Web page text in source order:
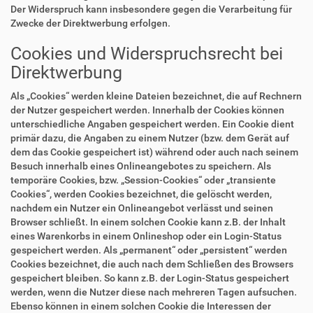
Der Widerspruch kann insbesondere gegen die Verarbeitung für
Zwecke der Direktwerbung erfolgen.
Cookies und Widerspruchsrecht bei
Direktwerbung
Als „Cookies“ werden kleine Dateien bezeichnet, die auf Rechnern
der Nutzer gespeichert werden. Innerhalb der Cookies können
unterschiedliche Angaben gespeichert werden. Ein Cookie dient
primär dazu, die Angaben zu einem Nutzer (bzw. dem Gerät auf
dem das Cookie gespeichert ist) während oder auch nach seinem
Besuch innerhalb eines Onlineangebotes zu speichern. Als
temporäre Cookies, bzw. „Session-Cookies“ oder „transiente
Cookies“, werden Cookies bezeichnet, die gelöscht werden,
nachdem ein Nutzer ein Onlineangebot verlässt und seinen
Browser schließt. In einem solchen Cookie kann z.B. der Inhalt
eines Warenkorbs in einem Onlineshop oder ein Login-Status
gespeichert werden. Als „permanent“ oder „persistent“ werden
Cookies bezeichnet, die auch nach dem Schließen des Browsers
gespeichert bleiben. So kann z.B. der Login-Status gespeichert
werden, wenn die Nutzer diese nach mehreren Tagen aufsuchen.
Ebenso können in einem solchen Cookie die Interessen der